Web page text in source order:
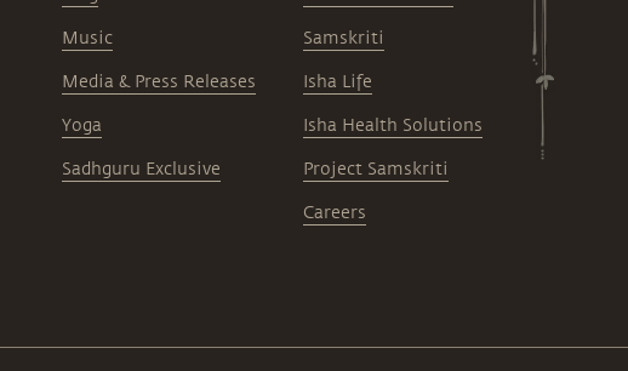
Music
Media & Press Releases
Yoga
Sadhguru Exclusive
Samskriti
Isha Life
Isha Health Solutions
Project Samskriti
Careers